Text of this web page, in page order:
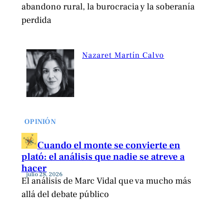
abandono rural, la burocracia y la soberanía
perdida
Nazaret Martín Calvo
OPINIÓN
Cuando el monte se convierte en
plató: el análisis que nadie se atreve a
hacer
julio 28, 2026
El análisis de Marc Vidal que va mucho más
allá del debate público